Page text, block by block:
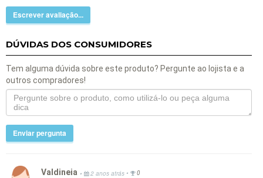
Escrever avaliação...
DÚVIDAS DOS CONSUMIDORES
Tem alguma dúvida sobre este produto? Pergunte ao lojista e a
outros compradores!
Enviar pergunta
Valdineia • 2 anos atrás • 0